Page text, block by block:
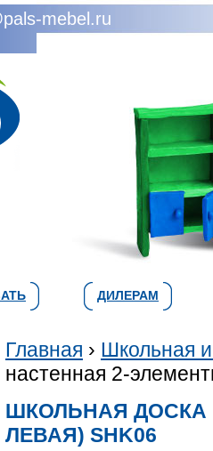
mebel.ru
ДИЛЕРАМ
Главная › Школьная
настенная 2-
ШКОЛЬНАЯ ДОСКА
ЛЕВАЯ) SHK06